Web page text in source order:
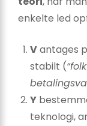
enkelte led
Vantages
stabilt (
Y
teknologi,